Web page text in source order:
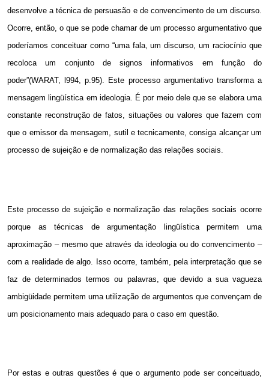
desenvolve a técnica de persuasão e de convencimento de um discurso.
Ocorre, então, o que se pode chamar de um processo argumentativo que
poderíamos conceituar como “uma fala, um discurso, um raciocínio que
recoloca um conjunto de signos informativos em função do
poder”(WARAT, l994, p.95). Este processo argumentativo transforma a
mensagem lingüística em ideologia. É por meio dele que se elabora uma
constante reconstrução de fatos, situações ou valores que fazem com
que o emissor da mensagem, sutil e tecnicamente, consiga alcançar um
processo de sujeição e de normalização das relações sociais.
Este processo de sujeição e normalização das relações sociais ocorre
porque as técnicas de argumentação lingüística permitem uma
aproximação – mesmo que através da ideologia ou do convencimento –
com a realidade de algo. Isso ocorre, também, pela interpretação que se
faz de determinados termos ou palavras, que devido a sua vagueza
ambigüidade permitem uma utilização de argumentos que convençam de
um posicionamento mais adequado para o caso em questão.
Por estas e outras questões é que o argumento pode ser conceituado,